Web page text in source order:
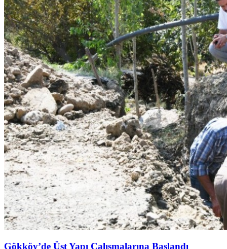
Gökköy’de Üst Yapı Çalışmalarına Başlandı